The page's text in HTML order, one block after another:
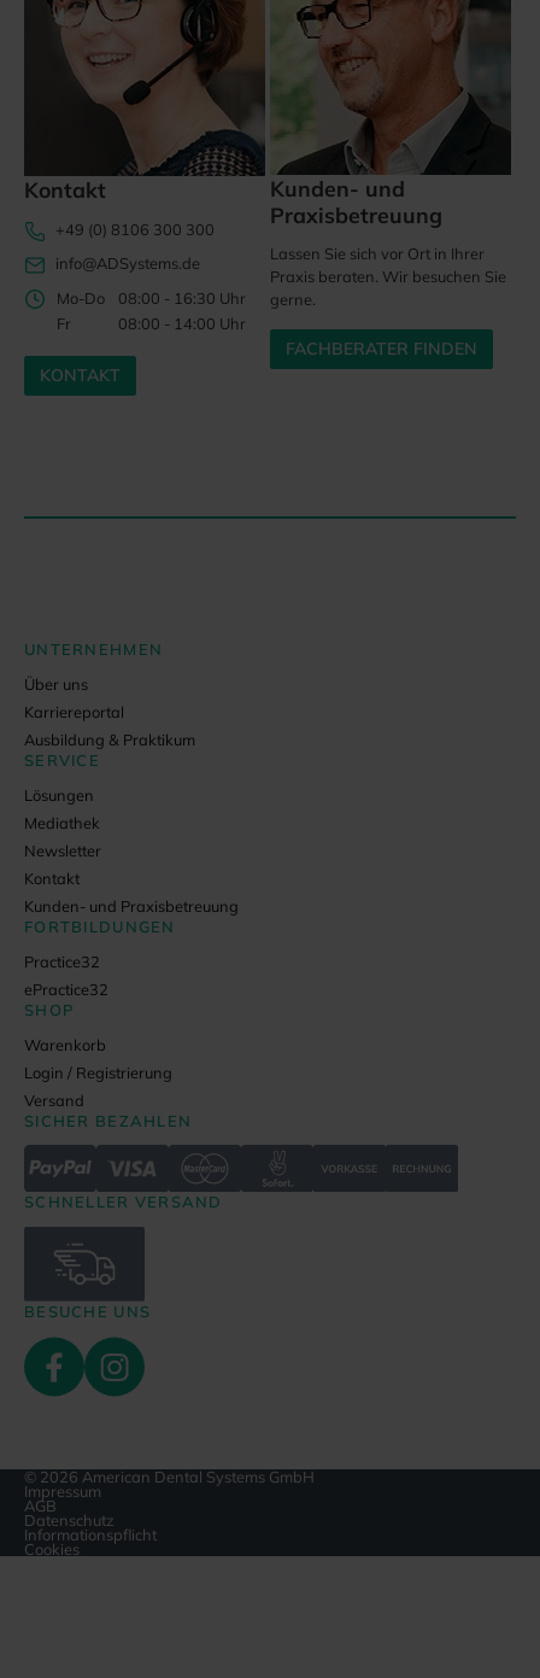
Kontakt
+49 (0) 8106 300 300
info@ADSystems.de
Mo-Do
08:00 - 16:30 Uhr
Fr
08:00 - 14:00 Uhr
KONTAKT
Kunden- und
Praxisbetreuung
Lassen Sie sich vor Ort in Ihrer
Praxis beraten. Wir besuchen Sie
gerne.
FACHBERATER FINDEN
UNTERNEHMEN
Über uns
Karriereportal
Ausbildung & Praktikum
SERVICE
Lösungen
Mediathek
Newsletter
Kontakt
Kunden- und Praxisbetreuung
FORTBILDUNGEN
Practice32
ePractice32
SHOP
Warenkorb
Login / Registrierung
Versand
SICHER BEZAHLEN
SCHNELLER VERSAND
BESUCHE UNS
© 2026 American Dental Systems GmbH
Impressum
AGB
Datenschutz
Informationspflicht
Cookies